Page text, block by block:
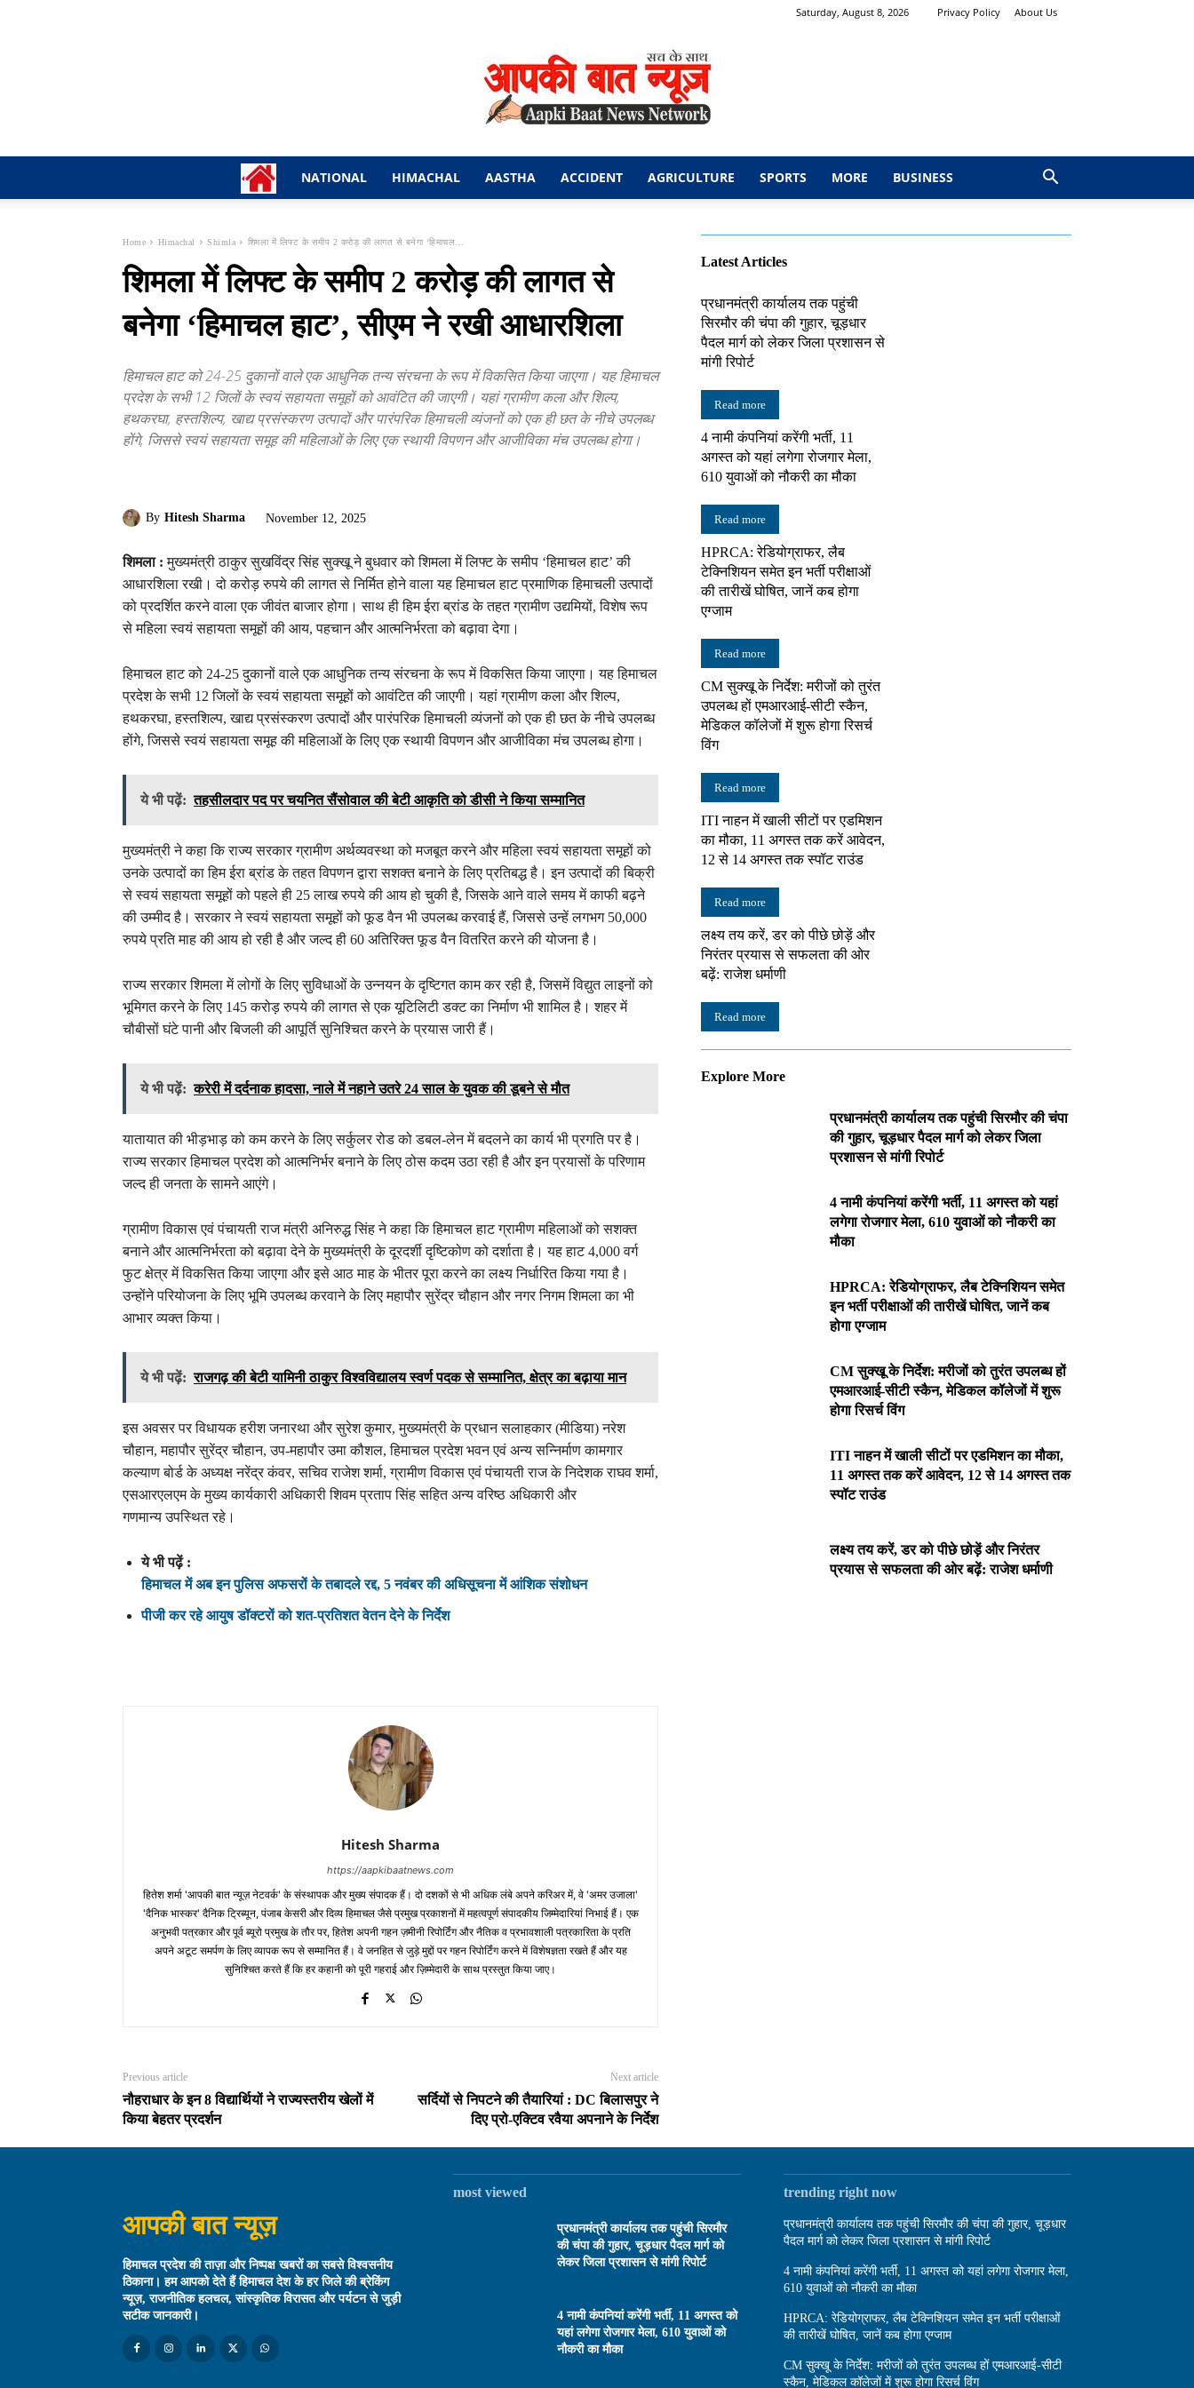
Saturday, August 8, 2026 Privacy Policy About Us
बात
न्यूज़
नेटवर्क
NATIONAL HIMACHAL AASTHA ACCIDENT AGRICULTURE SPORTS MORE BUSINESS
Home Himachal Shimla शिमला में लिफ्ट के समीप 2 करोड़ की लागत से बनेगा ‘हिमाचल...
शिमला में लिफ्ट के समीप 2 करोड़ की लागत से
बनेगा ‘हिमाचल हाट’, सीएम ने रखी आधारशिला
हिमाचल हाट को 24-25 दुकानों वाले एक आधुनिक तन्य संरचना के रूप में विकसित किया जाएगा। यह हिमाचल
प्रदेश के सभी 12 जिलों के स्वयं सहायता समूहों को आवंटित की जाएगी। यहां ग्रामीण कला और शिल्प,
हथकरघा, हस्तशिल्प, खाद्य प्रसंस्करण उत्पादों और पारंपरिक हिमाचली व्यंजनों को एक ही छत के नीचे उपलब्ध
होंगे, जिससे स्वयं सहायता समूह की महिलाओं के लिए एक स्थायी विपणन और आजीविका मंच उपलब्ध होगा।
By Hitesh Sharma November 12, 2025
शिमला : मुख्यमंत्री ठाकुर सुखविंद्र सिंह सुक्खू ने बुधवार को शिमला में लिफ्ट के समीप ‘हिमाचल हाट’ की
आधारशिला रखी। दो करोड़ रुपये की लागत से निर्मित होने वाला यह हिमाचल हाट प्रमाणिक हिमाचली उत्पादों
को प्रदर्शित करने वाला एक जीवंत बाजार होगा। साथ ही हिम ईरा ब्रांड के तहत ग्रामीण उद्यमियों, विशेष रूप
से महिला स्वयं सहायता समूहों की आय, पहचान और आत्मनिर्भरता को बढ़ावा देगा।
हिमाचल हाट को 24-25 दुकानों वाले एक आधुनिक तन्य संरचना के रूप में विकसित किया जाएगा। यह हिमाचल
प्रदेश के सभी 12 जिलों के स्वयं सहायता समूहों को आवंटित की जाएगी। यहां ग्रामीण कला और शिल्प,
हथकरघा, हस्तशिल्प, खाद्य प्रसंस्करण उत्पादों और पारंपरिक हिमाचली व्यंजनों को एक ही छत के नीचे उपलब्ध
होंगे, जिससे स्वयं सहायता समूह की महिलाओं के लिए एक स्थायी विपणन और आजीविका मंच उपलब्ध होगा।
ये भी पढ़ें: तहसीलदार पद पर चयनित सैंसोवाल की बेटी आकृति को डीसी ने किया सम्मानित
मुख्यमंत्री ने कहा कि राज्य सरकार ग्रामीण अर्थव्यवस्था को मजबूत करने और महिला स्वयं सहायता समूहों को
उनके उत्पादों का हिम ईरा ब्रांड के तहत विपणन द्वारा सशक्त बनाने के लिए प्रतिबद्ध है। इन उत्पादों की बिक्री
से स्वयं सहायता समूहों को पहले ही 25 लाख रुपये की आय हो चुकी है, जिसके आने वाले समय में काफी बढ़ने
की उम्मीद है। सरकार ने स्वयं सहायता समूहों को फूड वैन भी उपलब्ध करवाई हैं, जिससे उन्हें लगभग 50,000
रुपये प्रति माह की आय हो रही है और जल्द ही 60 अतिरिक्त फूड वैन वितरित करने की योजना है।
राज्य सरकार शिमला में लोगों के लिए सुविधाओं के उन्नयन के दृष्टिगत काम कर रही है, जिसमें विद्युत लाइनों को
भूमिगत करने के लिए 145 करोड़ रुपये की लागत से एक यूटिलिटी डक्ट का निर्माण भी शामिल है। शहर में
चौबीसों घंटे पानी और बिजली की आपूर्ति सुनिश्चित करने के प्रयास जारी हैं।
ये भी पढ़ें: करेरी में दर्दनाक हादसा, नाले में नहाने उतरे 24 साल के युवक की डूबने से मौत
यातायात की भीड़भाड़ को कम करने के लिए सर्कुलर रोड को डबल-लेन में बदलने का कार्य भी प्रगति पर है।
राज्य सरकार हिमाचल प्रदेश को आत्मनिर्भर बनाने के लिए ठोस कदम उठा रही है और इन प्रयासों के परिणाम
जल्द ही जनता के सामने आएंगे।
ग्रामीण विकास एवं पंचायती राज मंत्री अनिरुद्ध सिंह ने कहा कि हिमाचल हाट ग्रामीण महिलाओं को सशक्त
बनाने और आत्मनिर्भरता को बढ़ावा देने के मुख्यमंत्री के दूरदर्शी दृष्टिकोण को दर्शाता है। यह हाट 4,000 वर्ग
फुट क्षेत्र में विकसित किया जाएगा और इसे आठ माह के भीतर पूरा करने का लक्ष्य निर्धारित किया गया है।
उन्होंने परियोजना के लिए भूमि उपलब्ध करवाने के लिए महापौर सुरेंद्र चौहान और नगर निगम शिमला का भी
आभार व्यक्त किया।
ये भी पढ़ें: राजगढ़ की बेटी यामिनी ठाकुर विश्वविद्यालय स्वर्ण पदक से सम्मानित, क्षेत्र का बढ़ाया मान
इस अवसर पर विधायक हरीश जनारथा और सुरेश कुमार, मुख्यमंत्री के प्रधान सलाहकार (मीडिया) नरेश
चौहान, महापौर सुरेंद्र चौहान, उप-महापौर उमा कौशल, हिमाचल प्रदेश भवन एवं अन्य सन्निर्माण कामगार
कल्याण बोर्ड के अध्यक्ष नरेंद्र कंवर, सचिव राजेश शर्मा, ग्रामीण विकास एवं पंचायती राज के निदेशक राघव शर्मा,
एसआरएलएम के मुख्य कार्यकारी अधिकारी शिवम प्रताप सिंह सहित अन्य वरिष्ठ अधिकारी और
गणमान्य उपस्थित रहे।
ये भी पढ़ें :
हिमाचल में अब इन पुलिस अफसरों के तबादले रद्द, 5 नवंबर की अधिसूचना में आंशिक संशोधन
पीजी कर रहे आयुष डॉक्टरों को शत-प्रतिशत वेतन देने के निर्देश
Hitesh Sharma
https://aapkibaatnews.com
हितेश शर्मा 'आपकी बात न्यूज़ नेटवर्क' के संस्थापक और मुख्य संपादक हैं। दो दशकों से भी अधिक लंबे अपने करिअर में, वे 'अमर उजाला'
'दैनिक भास्कर' दैनिक ट्रिब्यून, पंजाब केसरी और दिव्य हिमाचल जैसे प्रमुख प्रकाशनों में महत्वपूर्ण संपादकीय जिम्मेदारियां निभाई हैं। एक
अनुभवी पत्रकार और पूर्व ब्यूरो प्रमुख के तौर पर, हितेश अपनी गहन ज़मीनी रिपोर्टिंग और नैतिक व प्रभावशाली पत्रकारिता के प्रति
अपने अटूट समर्पण के लिए व्यापक रूप से सम्मानित हैं। वे जनहित से जुड़े मुद्दों पर गहन रिपोर्टिंग करने में विशेषज्ञता रखते हैं और यह
सुनिश्चित करते हैं कि हर कहानी को पूरी गहराई और ज़िम्मेदारी के साथ प्रस्तुत किया जाए।
Previous article
नौहराधार के इन 8 विद्यार्थियों ने राज्यस्तरीय खेलों में
किया बेहतर प्रदर्शन
Next article
सर्दियों से निपटने की तैयारियां : DC बिलासपुर ने
दिए प्रो-एक्टिव रवैया अपनाने के निर्देश
Latest Articles
प्रधानमंत्री कार्यालय तक पहुंची
सिरमौर की चंपा की गुहार, चूड़धार
पैदल मार्ग को लेकर जिला प्रशासन से
मांगी रिपोर्ट
Read more
4 नामी कंपनियां करेंगी भर्ती, 11
अगस्त को यहां लगेगा रोजगार मेला,
610 युवाओं को नौकरी का मौका
Read more
HPRCA: रेडियोग्राफर, लैब
टेक्निशियन समेत इन भर्ती परीक्षाओं
की तारीखें घोषित, जानें कब होगा
एग्जाम
Read more
CM सुक्खू के निर्देश: मरीजों को तुरंत
उपलब्ध हों एमआरआई-सीटी स्कैन,
मेडिकल कॉलेजों में शुरू होगा रिसर्च
विंग
Read more
ITI नाहन में खाली सीटों पर एडमिशन
का मौका, 11 अगस्त तक करें आवेदन,
12 से 14 अगस्त तक स्पॉट राउंड
Read more
लक्ष्य तय करें, डर को पीछे छोड़ें और
निरंतर प्रयास से सफलता की ओर
बढ़ें: राजेश धर्माणी
Read more
Explore More
प्रधानमंत्री कार्यालय तक पहुंची सिरमौर की चंपा
की गुहार, चूड़धार पैदल मार्ग को लेकर जिला
प्रशासन से मांगी रिपोर्ट
4 नामी कंपनियां करेंगी भर्ती, 11 अगस्त को यहां
लगेगा रोजगार मेला, 610 युवाओं को नौकरी का
मौका
HPRCA: रेडियोग्राफर, लैब टेक्निशियन समेत
इन भर्ती परीक्षाओं की तारीखें घोषित, जानें कब
होगा एग्जाम
CM सुक्खू के निर्देश: मरीजों को तुरंत उपलब्ध हों
एमआरआई-सीटी स्कैन, मेडिकल कॉलेजों में शुरू
होगा रिसर्च विंग
ITI नाहन में खाली सीटों पर एडमिशन का मौका,
11 अगस्त तक करें आवेदन, 12 से 14 अगस्त तक
स्पॉट राउंड
लक्ष्य तय करें, डर को पीछे छोड़ें और निरंतर
प्रयास से सफलता की ओर बढ़ें: राजेश धर्माणी
आपकी बात न्यूज़
हिमाचल प्रदेश की ताज़ा और निष्पक्ष खबरों का सबसे विश्वसनीय
ठिकाना। हम आपको देते हैं हिमाचल देश के हर जिले की ब्रेकिंग
न्यूज़, राजनीतिक हलचल, सांस्कृतिक विरासत और पर्यटन से जुड़ी
सटीक जानकारी।
most viewed
प्रधानमंत्री कार्यालय तक पहुंची सिरमौर
की चंपा की गुहार, चूड़धार पैदल मार्ग को
लेकर जिला प्रशासन से मांगी रिपोर्ट
4 नामी कंपनियां करेंगी भर्ती, 11 अगस्त को
यहां लगेगा रोजगार मेला, 610 युवाओं को
नौकरी का मौका
trending right now
प्रधानमंत्री कार्यालय तक पहुंची सिरमौर की चंपा की गुहार, चूड़धार
पैदल मार्ग को लेकर जिला प्रशासन से मांगी रिपोर्ट
4 नामी कंपनियां करेंगी भर्ती, 11 अगस्त को यहां लगेगा रोजगार मेला,
610 युवाओं को नौकरी का मौका
HPRCA: रेडियोग्राफर, लैब टेक्निशियन समेत इन भर्ती परीक्षाओं
की तारीखें घोषित, जानें कब होगा एग्जाम
CM सुक्खू के निर्देश: मरीजों को तुरंत उपलब्ध हों एमआरआई-सीटी
स्कैन, मेडिकल कॉलेजों में शुरू होगा रिसर्च विंग